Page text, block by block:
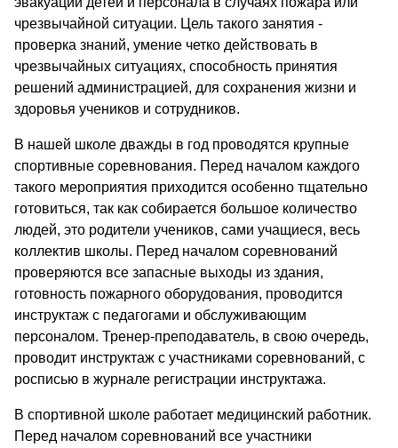
чрезвычайной ситуации. Цель такого занятия -
проверка знаний, умение четко действовать в
чрезвычайных ситуациях, способность принятия
решений администрацией, для сохранения жизни и
здоровья учеников и сотрудников.
В нашей школе дважды в год проводятся крупные
спортивные соревнования. Перед началом каждого
такого мероприятия приходится особенно тщательно
готовиться, так как собирается большое количество
людей, это родители учеников, сами учащиеся, весь
коллектив школы. Перед началом соревнований
проверяются все запасные выходы из здания,
готовность пожарного оборудования, проводится
инструктаж с педагогами и обслуживающим
персоналом. Тренер-преподаватель, в свою очередь,
проводит инструктаж с участниками соревнований, с
росписью в журнале регистрации инструктажа.
В спортивной школе работает медицинский работник.
Перед началом соревнований все участники